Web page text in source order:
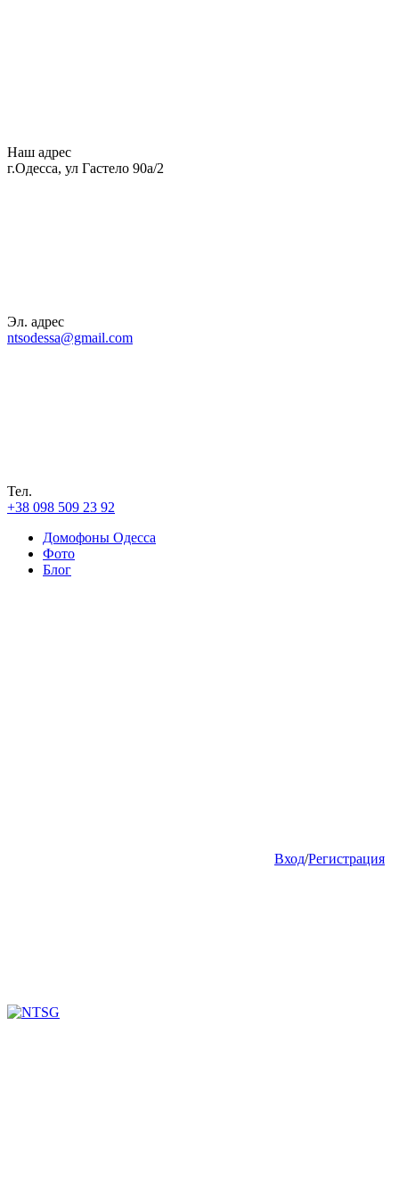
Наш адрес
г.Одесса, ул Гастело 90а/2
Эл. адрес
ntsodessa@gmail.com
Тел.
+38 098 509 23 92
Домофоны Одесса
Фото
Блог
Вход/Регистрация